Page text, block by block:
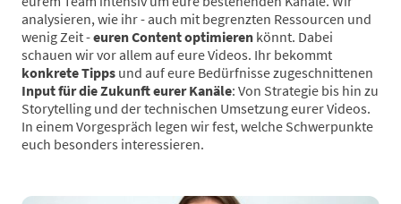
analysieren, wie ihr - auch mit begrenzten Ressourcen und
wenig Zeit -euren Content optimieren könnt. Dabei
schauen wir vor allem auf eure Videos. Ihr bekommt
konkrete Tipps und auf eure Bedürfnisse zugeschnittenen
Input für die Zukunft eurer Kanäle: Von Strategie bis hin zu
Storytelling und der technischen Umsetzung eurer Videos.
In einem Vorgespräch legen wir fest, welche Schwerpunkte
euch besonders interessieren.